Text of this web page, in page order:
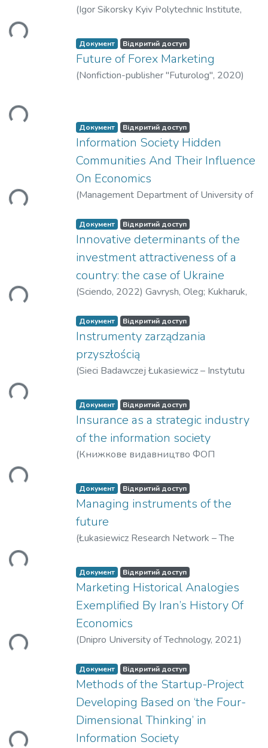
(Igor Sikorsky Kyiv Polytechnic Institute,
Документ Відкритий доступ
Future of Forex Marketing
(Nonfiction-publisher "Futurolog", 2020)
Документ Відкритий доступ
Information Society Hidden
Communities And Their Influence
On Economics
(Management Department of University of
Документ Відкритий доступ
Innovative determinants of the
investment attractiveness of a
country: the case of Ukraine
(Sciendo, 2022) Gavrysh, Oleg; Kukharuk,
Документ Відкритий доступ
Instrumenty zarządzania
przyszłością
(Sieci Badawczej Łukasiewicz – Instytutu
Документ Відкритий доступ
Insurance as a strategic industry
of the information society
(Книжкове видавництво ФОП
Nataliya
Документ Відкритий доступ
Managing instruments of the
future
(Łukasiewicz Research Network – The
Nataliya
Документ Відкритий доступ
Marketing Historical Analogies
Exemplified By Iran’s History Of
Economics
(Dnipro University of Technology, 2021)
Nataliya
Документ Відкритий доступ
Methods of the Startup-Project
Developing Based on ‘the Four-
Dimensional Thinking’ in
Information Society